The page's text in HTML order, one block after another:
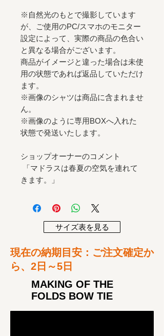
※自然光のもとで撮影しています
が、ご使用のPC/スマホのモニター
設定によって、実際の商品の色合い
と異なる場合がございます。
商品がイメージと違った場合は未使
用の状態であれば返品していただけ
ます。
※画像のシャツは商品に含まれませ
ん。
※画像のように専用BOXへ入れた
状態で発送いたします。
ショップオーナーのコメント
「マドラスは春夏の空気を連れて
きます。」
サイズ表を見る
​現在の納期目安：ご注文確定か
ら、2 日～5日
MAKING OF THE
FOLDS BOW TIE